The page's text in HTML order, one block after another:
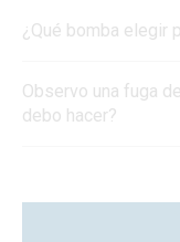
¿Qué bomba elegir
Observo una fuga
debo hacer?